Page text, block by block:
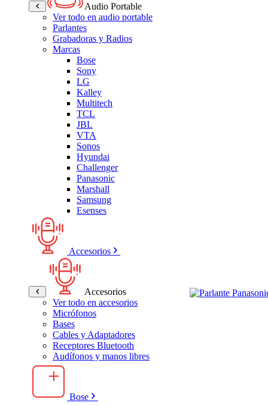
Audio Portable
Ver todo en audio portable
Parlantes
Grabadoras y Radios
Marcas
Bose
Sony
LG
Kalley
Multitech
TCL
JBL
VTA
Sonos
Hyundai
Challenger
Panasonic
Marshall
Samsung
Esenses
Accesorios
Accesorios
Ver todo en accesorios
Micrófonos
Bases
Cables y Adaptadores
Receptores Bluetooth
Audífonos y manos libres
Bose